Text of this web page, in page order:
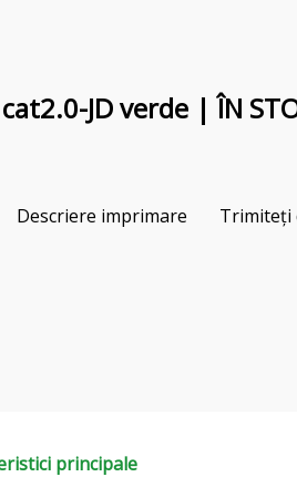
JD verde | ÎN
Descriere imprimare Trimiteți
principale